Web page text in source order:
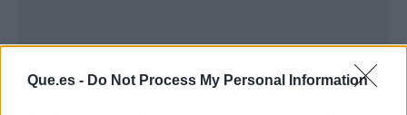
Que.es - Do Not Process My Personal Information
celebró el pasado 26 de enero, adjudicándose